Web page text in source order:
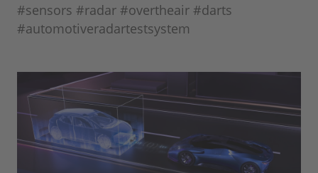
#sensors #radar #overtheair #darts
#automotiveradartestsystem